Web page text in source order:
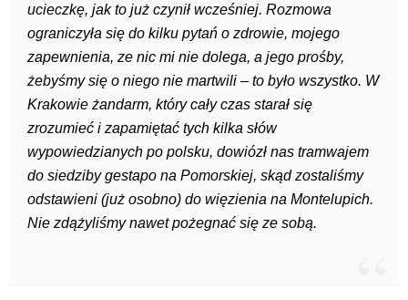
ucieczkę, jak to już czynił wcześniej. Rozmowa
ograniczyła się do kilku pytań o zdrowie, mojego
zapewnienia, ze nic mi nie dolega, a jego prośby,
żebyśmy się o niego nie martwili – to było wszystko. W
Krakowie żandarm, który cały czas starał się
zrozumieć i zapamiętać tych kilka słów
wypowiedzianych po polsku, dowiózł nas tramwajem
do siedziby gestapo na Pomorskiej, skąd zostaliśmy
odstawieni (już osobno) do więzienia na Montelupich.
Nie zdążyliśmy nawet pożegnać się ze sobą.